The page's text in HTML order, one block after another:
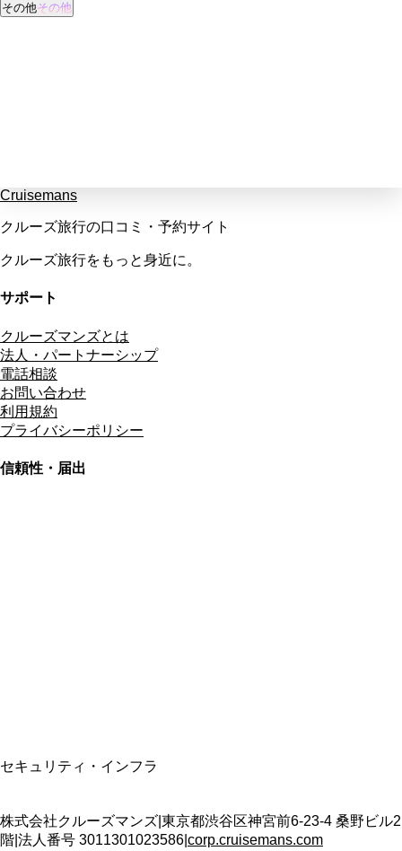
その他その他
Cruisemans
クルーズ旅行の口コミ・予約サイト
クルーズ旅行をもっと身近に。
サポート
クルーズマンズとは
法人・パートナーシップ
電話相談
お問い合わせ
利用規約
プライバシーポリシー
信頼性・届出
セキュリティ・インフラ
株式会社クルーズマンズ 東京都渋谷区神宮前6-23-4 桑野ビル2
階 法人番号 3011301023586 corp.cruisemans.com